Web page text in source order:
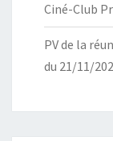
Ciné-Club
PV de la
du 21/11/